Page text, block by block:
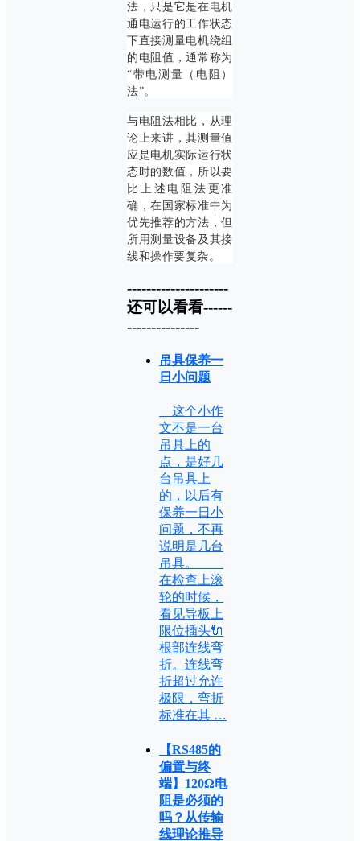
法，只是它是在电机
通电运行的工作状态
下直接测量电机绕组
的电阻值，通常称为
“带电测量（电阻）
法”。
与电阻法相比，从理
论上来讲，其测量值
应是电机实际运行状
态时的数值，所以要
比上述电阻法更准
确，在国家标准中为
优先推荐的方法，但
所用测量设备及其接
线和操作要复杂。
---------------------
还可以看看------
---------------
吊具保养一
日小问题
这个小作
文不是一台
吊具上的
点，是好几
台吊具上
的，以后有
保养一日小
问题，不再
说明是几台
吊具。
在检查上滚
轮的时候，
看见导板上
限位插头🔌
根部连线弯
折。连线弯
折超过允许
极限，弯折
标准在其 …
【RS485的
偏置与终
端】120Ω电
阻是必须的
吗？从传输
线理论推导